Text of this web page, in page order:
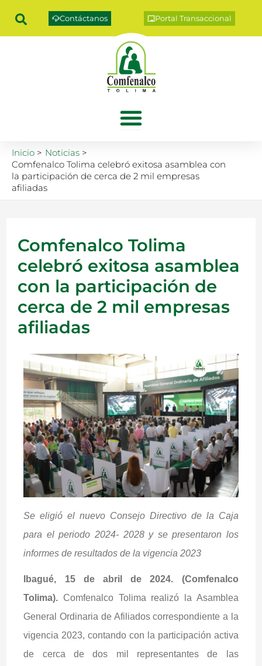
Portal Transaccional
Contáctanos
Inicio
Noticias
Comfenalco Tolima celebró exitosa asamblea con
la participación de cerca de 2 mil empresas
afiliadas
Comfenalco Tolima
celebró exitosa asamblea
con la participación de
cerca de 2 mil empresas
afiliadas
Se eligió el nuevo Consejo Directivo de la Caja
para el periodo 2024- 2028 y se presentaron los
informes de resultados de la vigencia 2023
Ibagué, 15 de abril de 2024. (Comfenalco
Tolima). Comfenalco Tolima realizó la Asamblea
General Ordinaria de Afiliados correspondiente a la
vigencia 2023, contando con la participación activa
de cerca de dos mil representantes de las